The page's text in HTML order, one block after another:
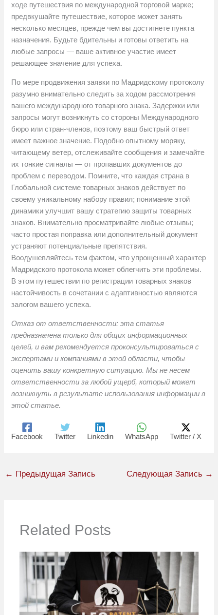
ходе путешествия по международной торговой марке;
предвкушайте путешествие, которое может занять
несколько месяцев, прежде чем вы достигнете пункта
назначения. Будьте бдительны и готовы ответить на
любые запросы — ваше активное участие имеет
решающее значение для успеха.
По мере продвижения заявки по Мадридскому протоколу
разумно внимательно следить за ходом рассмотрения
вашего международного товарного знака. Задержки или
запросы могут возникнуть со стороны Международного
бюро или стран-членов, поэтому ваш быстрый ответ
имеет важное значение. Подобно опытному моряку,
читающему ветер, отслеживайте сообщения и замечайте
их тонкие сигналы — от пропавших документов до
проблем с переводом. Помните, что каждая страна в
Глобальной системе товарных знаков действует по
своему уникальному набору правил; понимание этой
динамики улучшит вашу стратегию защиты товарных
знаков. Внимательно просматривайте любые отзывы;
часто простая поправка или дополнительный документ
устраняют потенциальные препятствия.
Воодушевляйтесь тем фактом, что упрощенный характер
Мадридского протокола может облегчить эти проблемы.
В этом путешествии по регистрации товарных знаков
настойчивость в сочетании с адаптивностью являются
залогом вашего успеха.
Отказ от ответственности: эта статья
предназначена только для общих информационных
целей, и вам рекомендуется проконсультироваться с
экспертами и компаниями в этой области, чтобы
оценить вашу конкретную ситуацию. Мы не несем
ответственности за любой ущерб, который может
возникнуть в результате использования информации в
этой статье.
Facebook Twitter Linkedin WhatsApp Twitter / X
← Предыдущая Запись Следующая Запись →
Related Posts